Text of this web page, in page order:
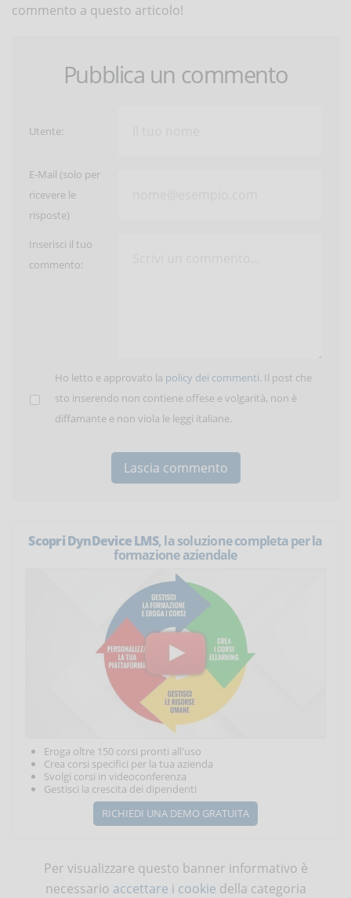
commento a questo articolo!
Pubblica un commento
Utente:
E-Mail (solo per
ricevere le
risposte)
Inserisci il tuo
commento:
Ho letto e approvato la policy dei commenti. Il post che
sto inserendo non contiene offese e volgarità, non è
diffamante e non viola le leggi italiane.
Scopri DynDevice LMS, la soluzione completa per la
formazione aziendale
Eroga oltre 150 corsi pronti all'uso
Crea corsi specifici per la tua azienda
Svolgi corsi in videoconferenza
Gestisci la crescita dei dipendenti
RICHIEDI UNA DEMO GRATUITA
Per visualizzare questo banner informativo è
necessario accettare i cookie della categoria